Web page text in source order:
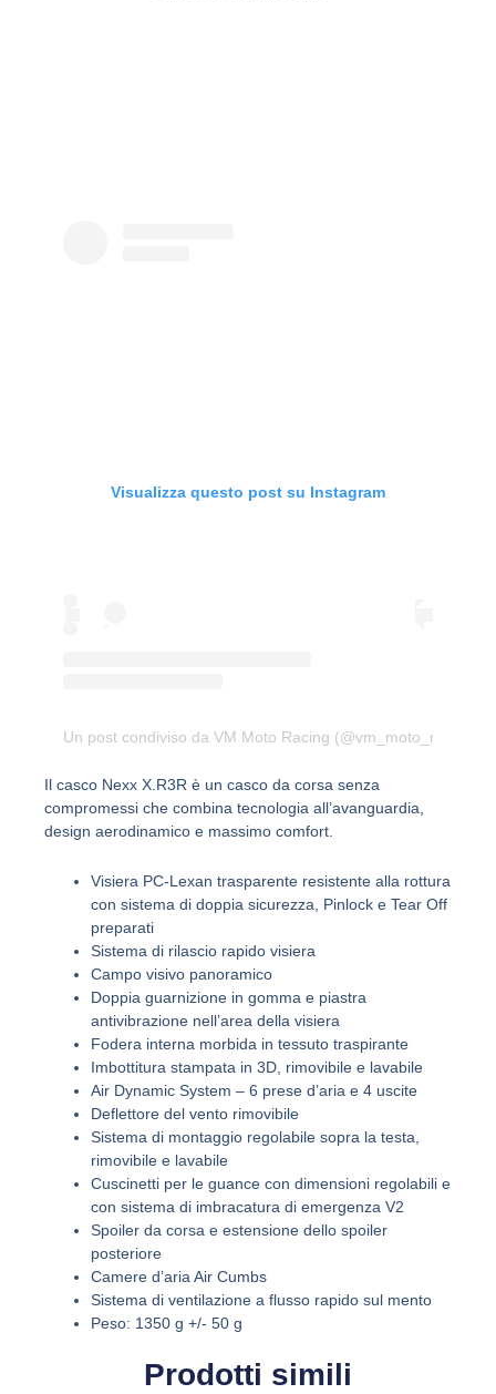
Visualizza questo post su Instagram
Un post condiviso da VM Moto Racing (@vm_moto_racing)
Il casco Nexx X.R3R è un casco da corsa senza
compromessi che combina tecnologia all’avanguardia,
design aerodinamico e massimo comfort.
Visiera PC-Lexan trasparente resistente alla rottura
con sistema di doppia sicurezza, Pinlock e Tear Off
preparati
Sistema di rilascio rapido visiera
Campo visivo panoramico
Doppia guarnizione in gomma e piastra
antivibrazione nell’area della visiera
Fodera interna morbida in tessuto traspirante
Imbottitura stampata in 3D, rimovibile e lavabile
Air Dynamic System – 6 prese d’aria e 4 uscite
Deflettore del vento rimovibile
Sistema di montaggio regolabile sopra la testa,
rimovibile e lavabile
Cuscinetti per le guance con dimensioni regolabili e
con sistema di imbracatura di emergenza V2
Spoiler da corsa e estensione dello spoiler
posteriore
Camere d’aria Air Cumbs
Sistema di ventilazione a flusso rapido sul mento
Peso: 1350 g +/- 50 g
Prodotti simili